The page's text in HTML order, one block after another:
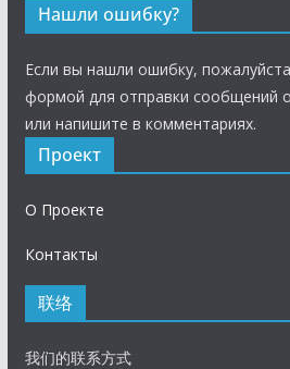
Нашли ошибку?
Если вы нашли ошибку,
формой для отправки сообщений
или напишите в комментариях.
Проект
О Проекте
Контакты
联络
我们的联系方式